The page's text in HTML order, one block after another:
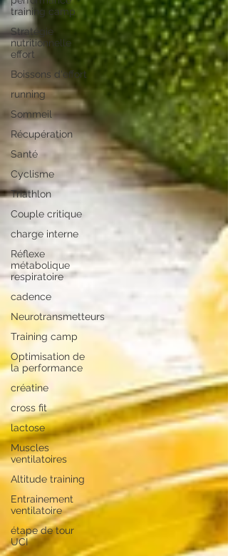
training camp
Stratégie
nutritionnelle
effort
Boissons d'effort
running
Sommeil
Récupération
Santé
Cyclisme
Triathlon
Couple critique
charge interne
Réflexe
métabolique
respiratoire
cadence
Neurotransmetteurs
Training camp
Optimisation de
la performance
créatine
cross fit
lactose
Muscles
ventilatoires
Altitude training
Entrainement
ventilatoire
étape de tour
UCI